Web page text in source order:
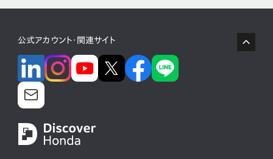
公式アカウント・関連サイト